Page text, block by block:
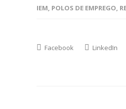
IEM, POLOS DE EMPREGO,
Facebook LinkedIn